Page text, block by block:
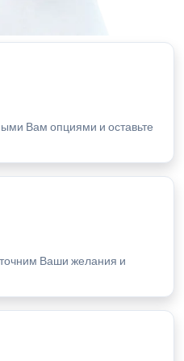
Вам опциями и оставьте
Ваши желания и